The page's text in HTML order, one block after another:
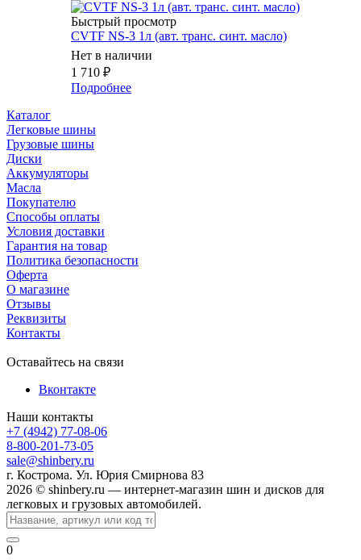
Быстрый просмотр
CVTF NS-3 1л (авт. транс. синт. масло)
Нет в наличии
1 710 ₽
Подробнее
Каталог
Легковые шины
Грузовые шины
Диски
Аккумуляторы
Масла
Покупателю
Способы оплаты
Условия доставки
Гарантия на товар
Политика безопасности
Оферта
О магазине
Отзывы
Реквизиты
Контакты
Оставайтесь на связи
Вконтакте
Наши контакты
+7 (4942) 77-08-06
8-800-201-73-05
sale@shinbery.ru
г. Кострома. Ул. Юрия Смирнова 83
2026 © shinbery.ru — интернет-магазин шин и дисков для
легковых и грузовых автомобилей.
0